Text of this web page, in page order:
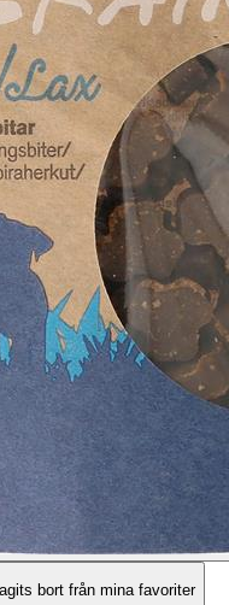
bort från mina favoriter